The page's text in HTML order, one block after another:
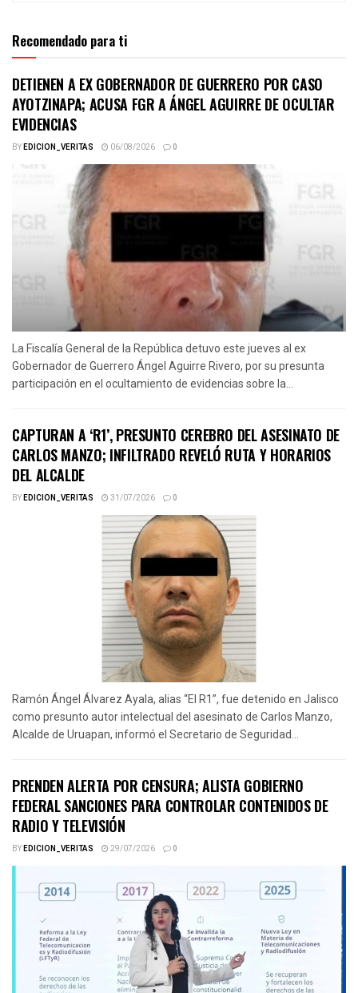
Recomendado para ti
DETIENEN A EX GOBERNADOR DE GUERRERO POR CASO
AYOTZINAPA; ACUSA FGR A ÁNGEL AGUIRRE DE OCULTAR
EVIDENCIAS
BYEDICION_VERITAS 06/08/2026 0
La Fiscalía General de la República detuvo este jueves al ex
Gobernador de Guerrero Ángel Aguirre Rivero, por su presunta
participación en el ocultamiento de evidencias sobre la...
CAPTURAN A ‘R1’, PRESUNTO CEREBRO DEL ASESINATO DE
CARLOS MANZO; INFILTRADO REVELÓ RUTA Y HORARIOS
DEL ALCALDE
BYEDICION_VERITAS 31/07/2026 0
Ramón Ángel Álvarez Ayala, alias “El R1”, fue detenido en Jalisco
como presunto autor intelectual del asesinato de Carlos Manzo,
Alcalde de Uruapan, informó el Secretario de Seguridad...
PRENDEN ALERTA POR CENSURA; ALISTA GOBIERNO
FEDERAL SANCIONES PARA CONTROLAR CONTENIDOS DE
RADIO Y TELEVISIÓN
BYEDICION_VERITAS 29/07/2026 0